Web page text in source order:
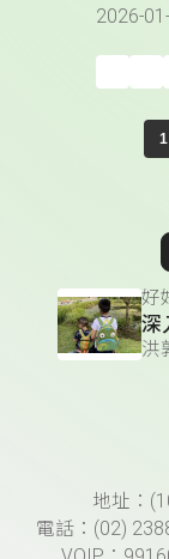
2026-
1
好
深
洪
頁尾資訊地址：
電話：(02)